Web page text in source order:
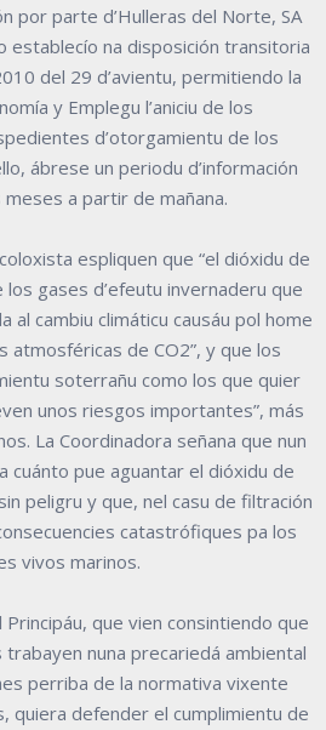
por parte d’Hulleras del Norte, SA
establecío na disposición transitoria
del 29 d’avientu, permitiendo la
y Emplegu l’aniciu de los
d’otorgamientu de los
ábrese un periodu d’información
a partir de mañana.
espliquen que “el dióxidu de
los gases d’efeutu invernaderu que
al cambiu climáticu causáu pol home
atmosféricas de CO2”, y que los
soterrañu como los que quier
unos riesgos importantes”, más
La Coordinadora señana que nun
cuánto pue aguantar el dióxidu de
peligru y que, nel casu de filtración
catastrófiques pa los
vivos marinos.
Principáu, que vien consintiendo que
nuna precariedá ambiental
perriba de la normativa vixente
quiera defender el cumplimientu de